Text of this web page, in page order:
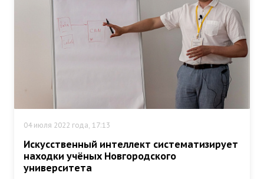
04 июля 2022 года, 17:13
Искусственный интеллект систематизирует
находки учёных Новгородского
университета